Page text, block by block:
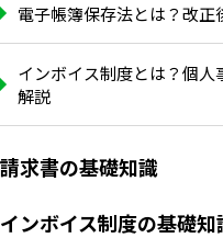
電子帳簿保存法とは？改正
インボイス制度とは？個
解説
請求書の基礎知識
インボイス制度の基礎知